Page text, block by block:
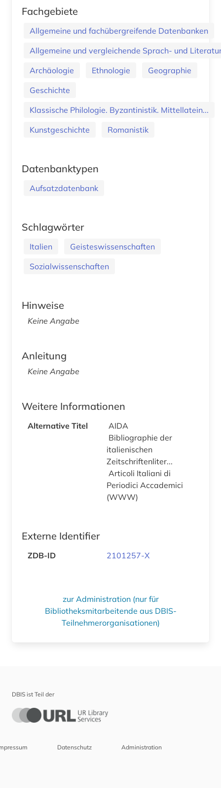
Fachgebiete
Allgemeine und fachübergreifende Datenbanken
Allgemeine und vergleichende Sprach- und
Archäologie
Ethnologie
Geographie
Geschichte
Klassische Philologie. Byzantinistik. Mittellatein...
Kunstgeschichte
Romanistik
Datenbanktypen
Aufsatzdatenbank
Schlagwörter
Italien
Geisteswissenschaften
Sozialwissenschaften
Hinweise
Keine Angabe
Anleitung
Keine Angabe
Weitere Informationen
Alternative Titel
AIDA
Bibliographie der
italienischen
Zeitschriftenliter...
Articoli Italiani di
Periodici Accademici
(WWW)
Externe Identifier
ZDB-ID 2101257-X
zur Administration (nur für
Bibliotheksmitarbeitende aus DBIS-
Teilnehmerorganisationen)
DBIS ist Teil der
Datenschutz Administration